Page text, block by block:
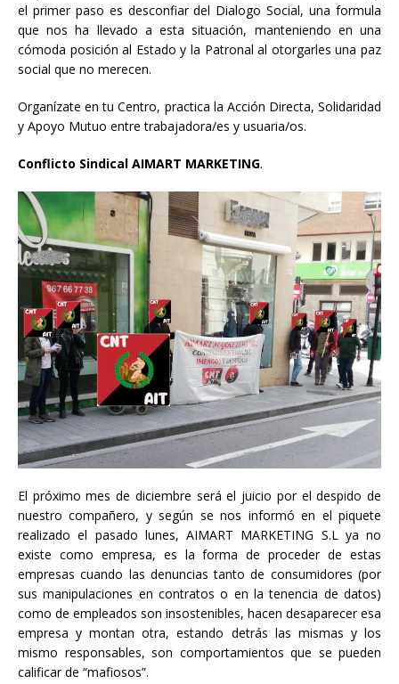
el primer paso es desconfiar del Dialogo Social, una formula
que nos ha llevado a esta situación, manteniendo en una
cómoda posición al Estado y la Patronal al otorgarles una paz
social que no merecen.
Organízate en tu Centro, practica la Acción Directa, Solidaridad
y Apoyo Mutuo entre trabajadora/es y usuaria/os.
Conflicto Sindical AIMART MARKETING.
El próximo mes de diciembre será el juicio por el despido de
nuestro compañero, y según se nos informó en el piquete
realizado el pasado lunes, AIMART MARKETING S.L ya no
existe como empresa, es la forma de proceder de estas
empresas cuando las denuncias tanto de consumidores (por
sus manipulaciones en contratos o en la tenencia de datos)
como de empleados son insostenibles, hacen desaparecer esa
empresa y montan otra, estando detrás las mismas y los
mismo responsables, son comportamientos que se pueden
calificar de “mafiosos”.